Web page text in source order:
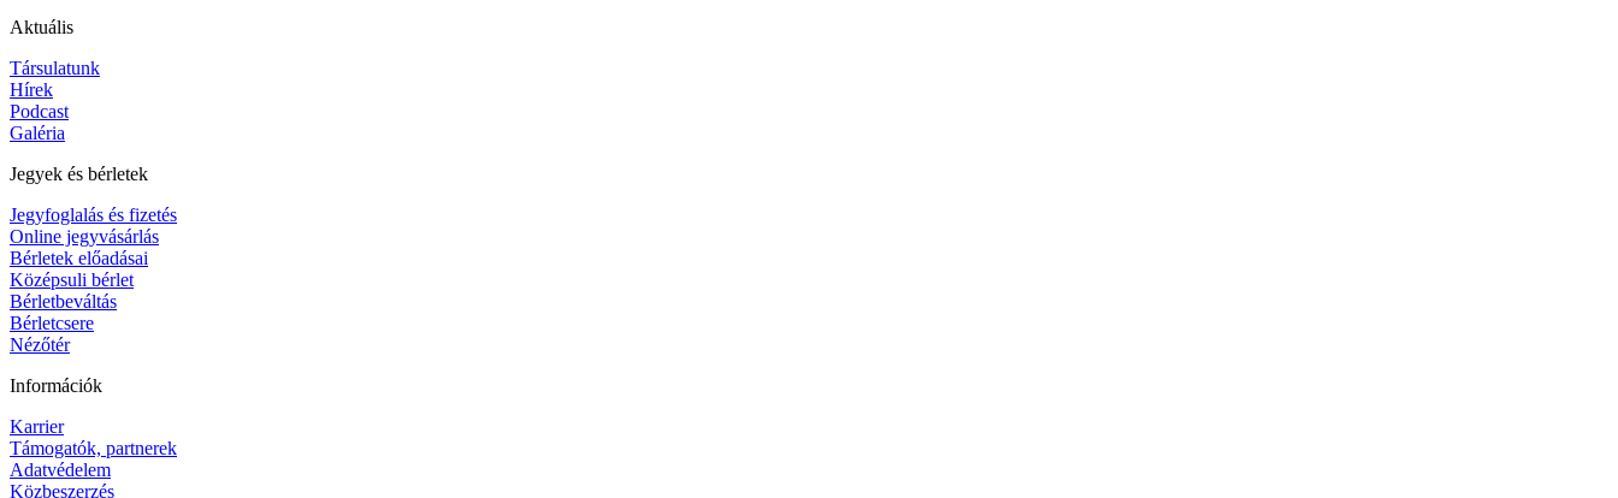
Aktuális
Társulatunk
Hírek
Podcast
Galéria
Jegyek és bérletek
Jegyfoglalás és fizetés
Online jegyvásárlás
Bérletek előadásai
Középsuli bérlet
Bérletbeváltás
Bérletcsere
Nézőtér
Információk
Karrier
Támogatók, partnerek
Adatvédelem
Közbeszerzés